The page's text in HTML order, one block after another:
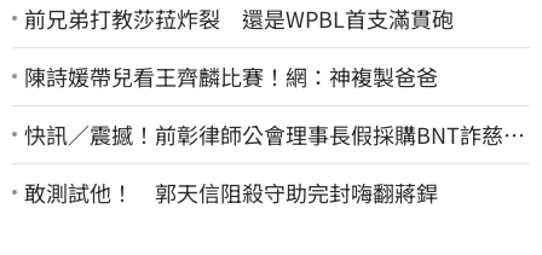
前兄弟打教莎菈炸裂 還是WPBL首支滿貫砲
陳詩媛帶兒看王齊麟比賽！網：神複製爸爸
快訊／震撼！前彰律師公會理事長假採購BNT詐慈濟
10億、洗錢囤232kg黃金
敢測試他！ 郭天信阻殺守助完封嗨翻蔣銲